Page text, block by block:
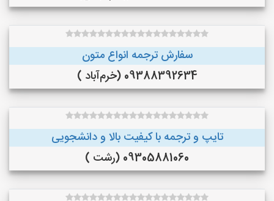
سفارش ترجمه انواع متون
09388392634 (خرم‌آباد )
تایپ و ترجمه با کیفیت بالا و دانشجویی
09305881060 (رشت )